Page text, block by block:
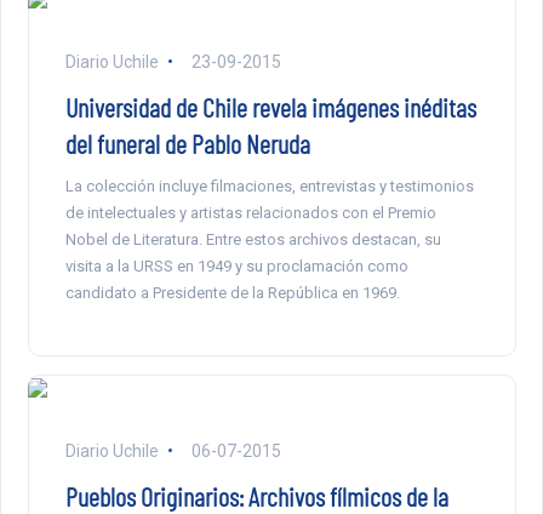
Diario Uchile 23-09-2015
Universidad de Chile revela imágenes inéditas
del funeral de Pablo Neruda
La colección incluye filmaciones, entrevistas y testimonios
de intelectuales y artistas relacionados con el Premio
Nobel de Literatura. Entre estos archivos destacan, su
visita a la URSS en 1949 y su proclamación como
candidato a Presidente de la República en 1969.
Diario Uchile 06-07-2015
Pueblos Originarios: Archivos fílmicos de la